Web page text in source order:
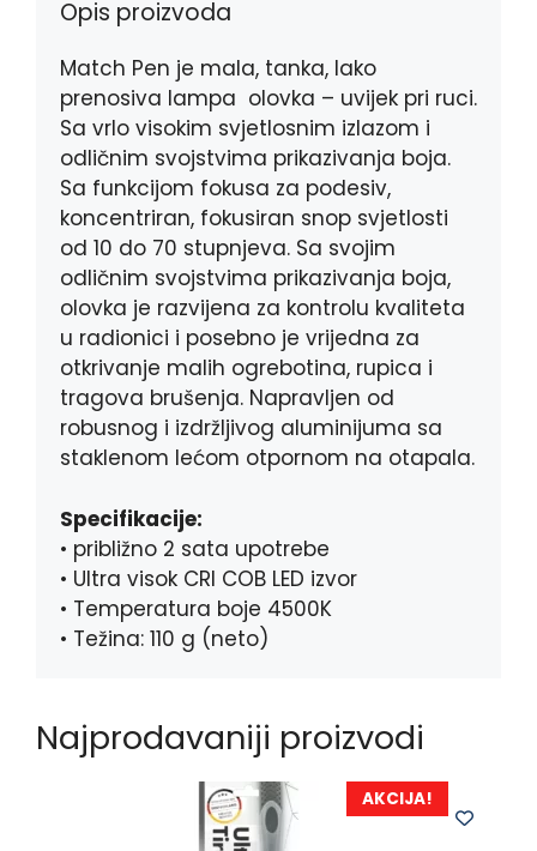
k
e
p
Opis proizvoda
Match Pen je mala, tanka, lako
prenosiva lampa olovka – uvijek pri ruci.
Sa vrlo visokim svjetlosnim izlazom i
odličnim svojstvima prikazivanja boja.
Sa funkcijom fokusa za podesiv,
koncentriran, fokusiran snop svjetlosti
od 10 do 70 stupnjeva. Sa svojim
odličnim svojstvima prikazivanja boja,
olovka je razvijena za kontrolu kvaliteta
u radionici i posebno je vrijedna za
otkrivanje malih ogrebotina, rupica i
tragova brušenja. Napravljen od
robusnog i izdržljivog aluminijuma sa
staklenom lećom otpornom na otapala.
Specifikacije:
• približno 2 sata upotrebe
• Ultra visok CRI COB LED izvor
• Temperatura boje 4500K
• Težina: 110 g (neto)
Najprodavaniji proizvodi
AKCIJA!